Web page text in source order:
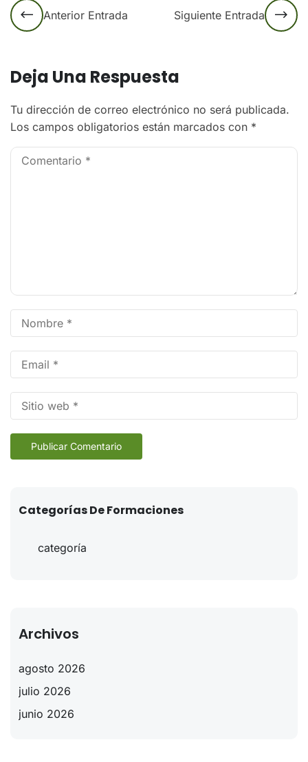
Anterior Entrada Siguiente Entrada
Deja Una Respuesta
Tu dirección de correo electrónico no será publicada.
Los campos obligatorios están marcados con *
Categorías De Formaciones
Sin categoría
Archivos
agosto 2026
julio 2026
junio 2026